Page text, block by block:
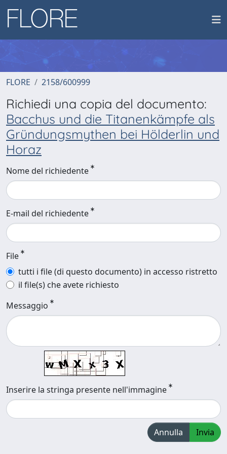
FLORE 2158/600999
Richiedi una copia del documento:
Bacchus und die Titanenkämpfe als
Gründungsmythen bei Hölderlin und
Horaz
Nome del richiedente
E-mail del richiedente
File
tutti i file (di questo documento) in accesso ristretto
il file(s) che avete richiesto
Messaggio
Inserire la stringa presente nell'immagine
Annulla Invia